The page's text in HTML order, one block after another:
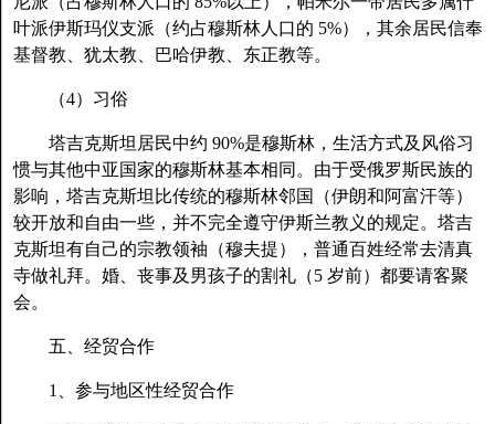
叶派伊斯玛仪支派（约占穆斯林人口的 5%），其余居民信奉
基督教、犹太教、巴哈伊教、东正教等。
（4）习俗
塔吉克斯坦居民中约 90%是穆斯林，生活方式及风俗习
惯与其他中亚国家的穆斯林基本相同。由于受俄罗斯民族的
影响，塔吉克斯坦比传统的穆斯林邻国（伊朗和阿富汗等）
较开放和自由一些，并不完全遵守伊斯兰教义的规定。塔吉
克斯坦有自己的宗教领袖（穆夫提），普通百姓经常去清真
寺做礼拜。婚、丧事及男孩子的割礼（5 岁前）都要请客聚
会。
五、经贸合作
1、参与地区性经贸合作